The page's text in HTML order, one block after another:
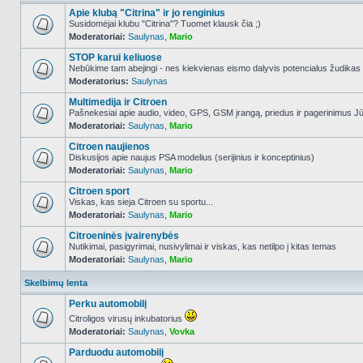
NO_UNREAD_POSTS
Apie klubą "Citrina" ir jo renginius
Susidomėjai klubu "Citrina"? Tuomet klausk čia ;)
Moderatoriai: Saulynas Mario
NO_UNREAD_POSTS
STOP karui keliuose
Nebūkime tam abejingi - nes kiekvienas eismo dalyvis potencialus žudikas
Moderatorius: Saulynas
NO_UNREAD_POSTS
Multimedija ir Citroen
Pašnekesiai apie audio, video, GPS, GSM įrangą, priedus ir pagerinimus
Moderatoriai: Saulynas Mario
NO_UNREAD_POSTS
Citroen naujienos
Diskusijos apie naujus PSA modelius (serijinius ir konceptinius)
Moderatoriai: Saulynas Mario
NO_UNREAD_POSTS
Citroen sport
Viskas, kas sieja Citroen su sportu...
Moderatoriai: Saulynas Mario
NO_UNREAD_POSTS
Citroeninės įvairenybės
Nutikimai, pasigyrimai, nusivylimai ir viskas, kas netilpo į kitas temas
Moderatoriai: Saulynas Mario
Skelbimų lenta
NO_UNREAD_POSTS
Perku automobilį
Citroligos virusų inkubatorius
Moderatoriai: Saulynas Vovka
Parduodu automobilį